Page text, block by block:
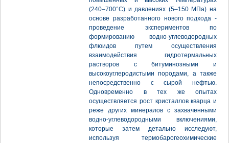
(240–700°С) и давлениях (5–150 МПа) на
основе разработанного нового подхода -
проведение экспериментов по
формированию водно-углеводородных
флюидов путем осуществления
взаимодействия гидротермальных
растворов с битуминозными и
высокоуглеродистыми породами, а также
непосредственно с сырой нефтью.
Одновременно в тех же опытах
осуществляется рост кристаллов кварца и
реже других минералов с захваченными
водно-углеводородными включениями,
которые затем детально исследуют,
используя термобарогеохимические